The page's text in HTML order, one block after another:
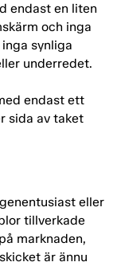
endast en liten
och inga
synliga
underredet.
endast ett
sida av taket
eller
tillverkade
marknaden,
är ännu